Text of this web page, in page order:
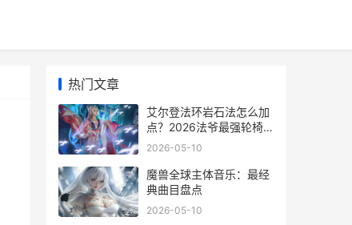
热门文章
艾尔登法环岩石法怎么加
点？2026法爷最强轮椅流
派
2026-05-10
魔兽全球主体音乐：最经
典曲目盘点
2026-05-10